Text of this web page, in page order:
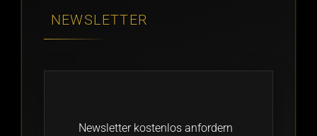
NEWSLETTER
Newsletter kostenlos anfordern